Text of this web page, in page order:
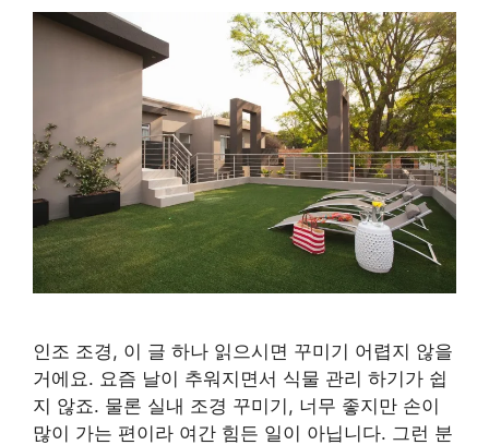
인조 조경, 이 글 하나 읽으시면 꾸미기 어렵지 않을
거에요. 요즘 날이 추워지면서 식물 관리 하기가 쉽
지 않죠. 물론 실내 조경 꾸미기, 너무 좋지만 손이
많이 가는 편이라 여간 힘든 일이 아닙니다. 그런 분